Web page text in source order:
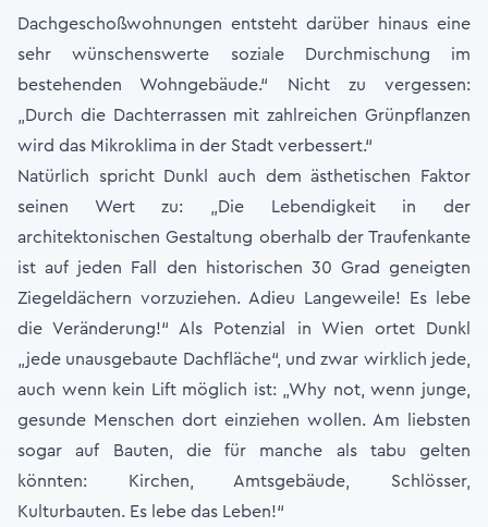
Dachgeschoßwohnungen entsteht darüber hinaus eine
sehr wünschenswerte soziale Durchmischung im
bestehenden Wohngebäude.“ Nicht zu vergessen:
„Durch die Dachterrassen mit zahlreichen Grünpflanzen
wird das Mikroklima in der Stadt verbessert.“
Natürlich spricht Dunkl auch dem ästhetischen Faktor
seinen Wert zu: „Die Lebendigkeit in der
architektonischen Gestaltung oberhalb der Traufenkante
ist auf jeden Fall den historischen 30 Grad geneigten
Ziegeldächern vorzuziehen. Adieu Langeweile! Es lebe
die Veränderung!“ Als Potenzial in Wien ortet Dunkl
„jede unausgebaute Dachfläche“, und zwar wirklich jede,
auch wenn kein Lift möglich ist: „Why not, wenn junge,
gesunde Menschen dort einziehen wollen. Am liebsten
sogar auf Bauten, die für manche als tabu gelten
könnten: Kirchen, Amtsgebäude, Schlösser,
Kulturbauten. Es lebe das Leben!“